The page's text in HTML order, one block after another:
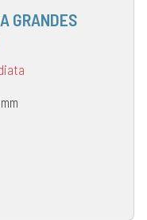
GRANDES